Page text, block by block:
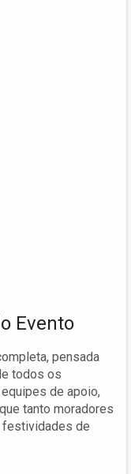
Evento
pensada
todos os
de apoio,
tanto moradores
festividades de